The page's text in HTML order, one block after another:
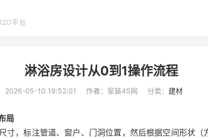
平台
淋浴房设计从0到1操作流程
2026-05-10 19:52:01 作者：家装4S网 分类： 建材
局
寸，标注管道、窗户、门洞位置，然后根据空间形状（